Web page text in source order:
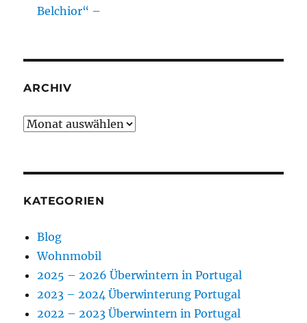
Belchior“ –
ARCHIV
Archiv
KATEGORIEN
Blog
Wohnmobil
2025 – 2026 Überwintern in Portugal
2023 – 2024 Überwinterung Portugal
2022 – 2023 Überwintern in Portugal